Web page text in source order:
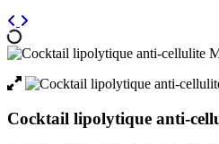
Cocktail lipolytique anti-